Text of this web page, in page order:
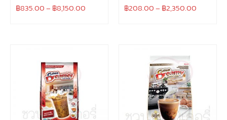
฿835.00– ฿8,150.00 ฿208.00– ฿2,350.00